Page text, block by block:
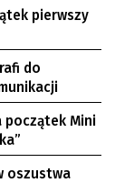
pierwszy
do
początek Mini
oszustwa